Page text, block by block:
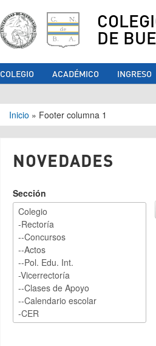
DE
COLEGIO ACADÉMICO INGRESO
Se encuentra
Inicio » Footer columna 1
NOVEDADES
Sección